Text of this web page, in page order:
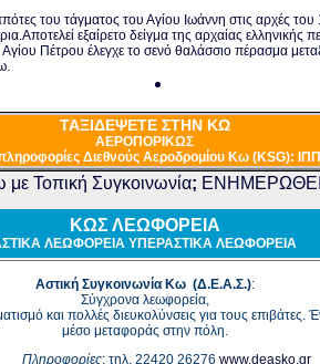
του τάγματος του Αγίου Ιωάννη στις αρχές
εξαίρετο δείγμα της αρχαίας ελληνικής
Πέτρου έλεγχε το σενό θαλάσσιο πέρασμα
που σύμφωνα με την παράδοση, στην σκιά
αρχαιολογικούς χώρους με κτίσματα
ως τους μεσαιωνικούς χρόνους.
ΓΝαός δωρικού ρυθμού & ελληνιστικός
ΤΑΞΙΔΕΨΕΤΕ ΣΤΗΝ ΚΩ
ΑΕΡΟΠΟΡΙΚΩΣ
Διεθνούς Αεροδρομίου Κω (KSG):
Μπορείτε να επισκεφτείτε
τηνΚω
ακτοπλοϊκώς
ή αεροπορικώς:
Ακτοπλοϊκώς
ακτοπλοϊκή σύνδεση από τον Πειραιά.
Αεροπορικώς
με Τοπική Συγκοινωνία;
ΚΩΣΛΕΩΦΟΡΕΙΑ
ΛΕΩΦΟΡΕΙΑ ΥΠΕΡΑΣΤΙΚΑ ΛΕΩΦΟΡΕΙΑ
Αστική Συγκοινωνία Kω (Δ.Ε.Α.Σ.):
Σύγχρονα λεωφορεία,
και πολλές διευκολύνσεις για τους επιβάτες.
μέσο μεταφοράς στην πόλη.
Πληροφορίες: τηλ. 22420 26276 www.deasko.gr